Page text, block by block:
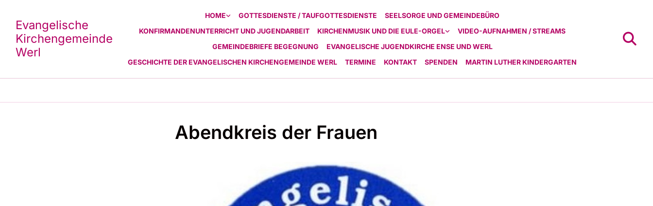
Evangelische
Kirchengemeinde
Werl
HOME GOTTESDIENSTE / TAUFGOTTESDIENSTE
SEELSORGE UND GEMEINDEBÜRO
KONFIRMANDENUNTERRICHT UND JUGENDARBEIT
KIRCHENMUSIK UND DIE EULE-ORGEL
VIDEO-AUFNAHMEN / STREAMS
GEMEINDEBRIEFE BEGEGNUNG
EVANGELISCHE JUGENDKIRCHE ENSE UND WERL
GESCHICHTE DER EVANGELISCHEN KIRCHENGEMEINDE WERL
TERMINE KONTAKT SPENDEN MARTIN LUTHER KINDERGARTEN
Abendkreis der Frauen